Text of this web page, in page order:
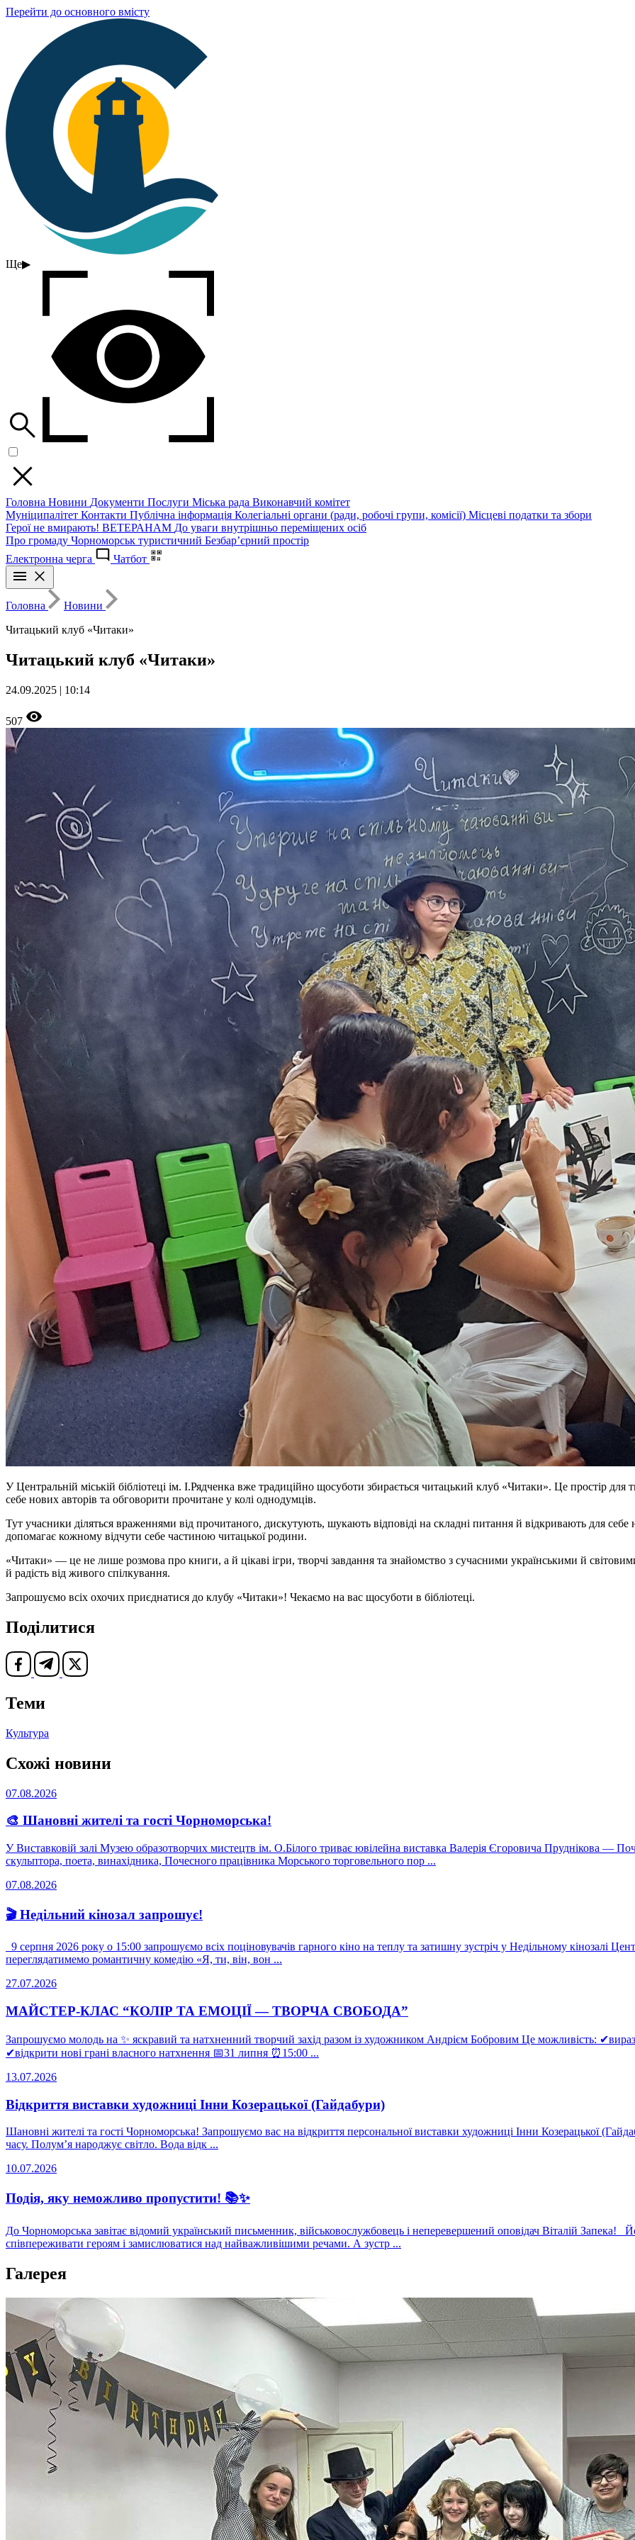
Перейти до основного вмісту
Ще▶
Головна Новини Документи Послуги Міська рада Виконавчий комітет
Муніципалітет Контакти Публічна інформація Колегіальні органи (ради, робочі групи, комісії) Місцеві податки та збори
Герої не вмирають! ВЕТЕРАНАМ До уваги внутрішньо переміщених осіб
Про громаду Чорноморськ туристичний Безбар’єрний простір
Електронна черга
Чатбот
Головна
Новини
Читацький клуб «Читаки»
Читацький клуб «Читаки»
24.09.2025 | 10:14
507
У Центральній міській бібліотеці ім. І.Рядченка вже традиційно щосуботи збирається читацький клуб «Читаки». Це простір
себе нових авторів та обговорити прочитане у колі однодумців.
Тут учасники діляться враженнями від прочитаного, дискутують, шукають відповіді на складні питання й відкривають для
допомагає кожному відчути себе частиною читацької родини.
«Читаки» — це не лише розмова про книги, а й цікаві ігри, творчі завдання та знайомство з сучасними українськими й
й радість від живого спілкування.
Запрошуємо всіх охочих приєднатися до клубу «Читаки»! Чекаємо на вас щосуботи в бібліотеці.
Поділитися
Теми
Культура
Схожі новини
07.08.2026
🎨 Шановні жителі та гості Чорноморська!
У Виставковій залі Музею образотворчих мистецтв ім. О.Білого триває ювілейна виставка Валерія Єгоровича Пруднікова —
скульптора, поета, винахідника, Почесного працівника Морського торговельного пор ...
07.08.2026
🎬 Недільний кінозал запрошує!
9 серпня 2026 року о 15:00 запрошуємо всіх поціновувачів гарного кіно на теплу та затишну зустріч у Недільному кінозалі
переглядатимемо романтичну комедію «Я, ти, він, вон ...
27.07.2026
МАЙСТЕР-КЛАС “КОЛІР ТА ЕМОЦІЇ — ТВОРЧА СВОБОДА”
Запрошуємо молодь на ✨ яскравий та натхненний творчий захід разом із художником Андрієм Бобровим Це можливість:
✔відкрити нові грані власного натхнення 📅31 липня ⏰15:00 ...
13.07.2026
Відкриття виставки художниці Інни Козерацької (Гайдабури)
Шановні жителі та гості Чорноморська! Запрошуємо вас на відкриття персональної виставки художниці Інни Козерацької
часу. Полум’я народжує світло. Вода відк ...
10.07.2026
Подія, яку неможливо пропустити! 📚✨
До Чорноморська завітає відомий український письменник, військовослужбовець і неперевершений оповідач Віталій
співпереживати героям і замислюватися над найважливішими речами. А зустр ...
Галерея